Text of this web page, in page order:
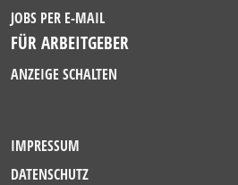
JOBS PER E-MAIL
FÜR ARBEITGEBER
ANZEIGE SCHALTEN
IMPRESSUM
DATENSCHUTZ